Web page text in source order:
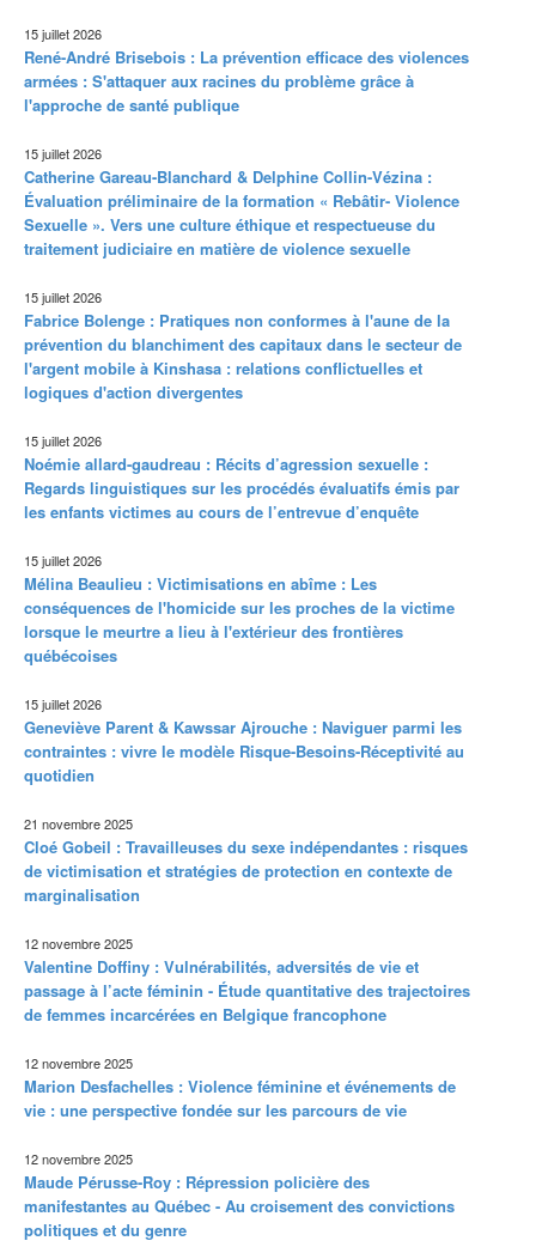
15 juillet 2026
René-André Brisebois : La prévention efficace des violences
armées : S'attaquer aux racines du problème grâce à
l'approche de santé publique
15 juillet 2026
Catherine Gareau-Blanchard & Delphine Collin-Vézina :
Évaluation préliminaire de la formation « Rebâtir- Violence
Sexuelle ». Vers une culture éthique et respectueuse du
traitement judiciaire en matière de violence sexuelle
15 juillet 2026
Fabrice Bolenge : Pratiques non conformes à l'aune de la
prévention du blanchiment des capitaux dans le secteur de
l'argent mobile à Kinshasa : relations conflictuelles et
logiques d'action divergentes
15 juillet 2026
Noémie allard-gaudreau : Récits d’agression sexuelle :
Regards linguistiques sur les procédés évaluatifs émis par
les enfants victimes au cours de l’entrevue d’enquête
15 juillet 2026
Mélina Beaulieu : Victimisations en abîme : Les
conséquences de l'homicide sur les proches de la victime
lorsque le meurtre a lieu à l'extérieur des frontières
québécoises
15 juillet 2026
Geneviève Parent & Kawssar Ajrouche : Naviguer parmi les
contraintes : vivre le modèle Risque-Besoins-Réceptivité au
quotidien
21 novembre 2025
Cloé Gobeil : Travailleuses du sexe indépendantes : risques
de victimisation et stratégies de protection en contexte de
marginalisation
12 novembre 2025
Valentine Doffiny : Vulnérabilités, adversités de vie et
passage à l’acte féminin - Étude quantitative des trajectoires
de femmes incarcérées en Belgique francophone
12 novembre 2025
Marion Desfachelles : Violence féminine et événements de
vie : une perspective fondée sur les parcours de vie
12 novembre 2025
Maude Pérusse-Roy : Répression policière des
manifestantes au Québec - Au croisement des convictions
politiques et du genre